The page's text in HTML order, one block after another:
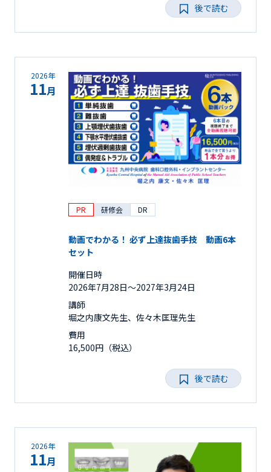
後で読む
2026年
11月
PR 研修会 DR
動画でわかる！ 必ず上達抜歯手技 動画6本
セット
開催日時
2026年7月28日〜2027年3月24日
講師
堀之内康文先生、佐々木匡理先生
費用
16,500円（税込）
後で読む
2026年
11月